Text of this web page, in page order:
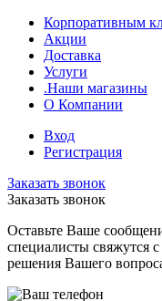
Корпоративным
Акции
Доставка
Услуги
.Наши магазины
О Компании
Вход
Регистрация
Заказать звонок
Заказать звонок
Оставьте Ваше
специалисты свяжутся
решения Вашего